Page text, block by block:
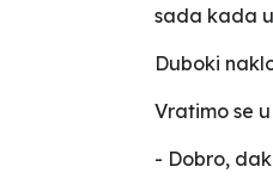
sada kada
Duboki
Vratimo se
- Dobro,